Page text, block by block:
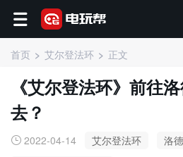
首页 艾尔登法环 正文
《艾尔登法环》前往
去？
2022-04-14 艾尔登法环
洛德